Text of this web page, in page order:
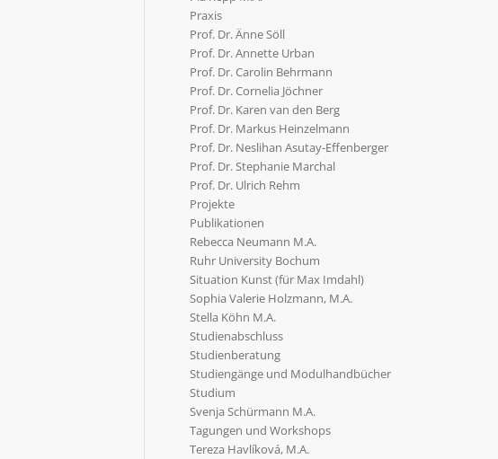
Praxis
Prof. Dr. Änne Söll
Prof. Dr. Annette Urban
Prof. Dr. Carolin Behrmann
Prof. Dr. Cornelia Jöchner
Prof. Dr. Karen van den Berg
Prof. Dr. Markus Heinzelmann
Prof. Dr. Neslihan Asutay-Effenberger
Prof. Dr. Stephanie Marchal
Prof. Dr. Ulrich Rehm
Projekte
Publikationen
Rebecca Neumann M.A.
Ruhr University Bochum
Situation Kunst (für Max Imdahl)
Sophia Valerie Holzmann, M.A.
Stella Köhn M.A.
Studienabschluss
Studienberatung
Studiengänge und Modulhandbücher
Studium
Svenja Schürmann M.A.
Tagungen und Workshops
Tereza Havlíková, M.A.